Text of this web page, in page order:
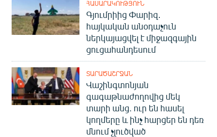
ՀԱՍԱՐԱԿՈՒԹՅՈՒՆ
Գյումրիից Փարիզ․
հայկական անօդաչուն
ներկայացվել է միջազգային
ցուցահանդեսում
ՏԱՐԱԾԱՇՐՋԱՆ
Վաշինգտոնյան
գագաթնաժողովից մեկ
տարի անց. ուր են հասել
կողմերը և ինչ հարցեր են դեռ
մնում չլուծված